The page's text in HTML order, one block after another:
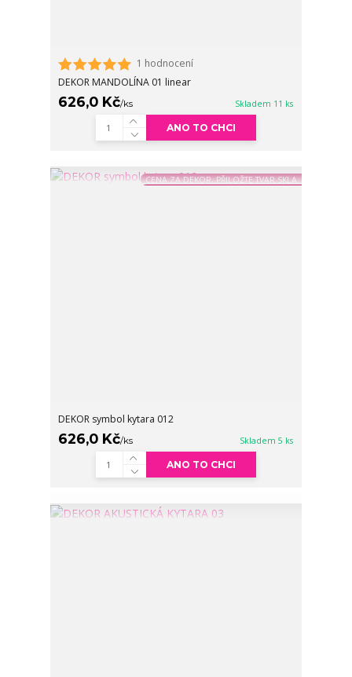
1 hodnocení
DEKOR MANDOLÍNA 01 linear
626,0 Kč/ks Skladem 11 ks
ANO TO CHCI
CENA ZA DEKOR, PŘILOŽTE TVAR SKLA
DEKOR symbol kytara 012
626,0 Kč/ks Skladem 5 ks
ANO TO CHCI